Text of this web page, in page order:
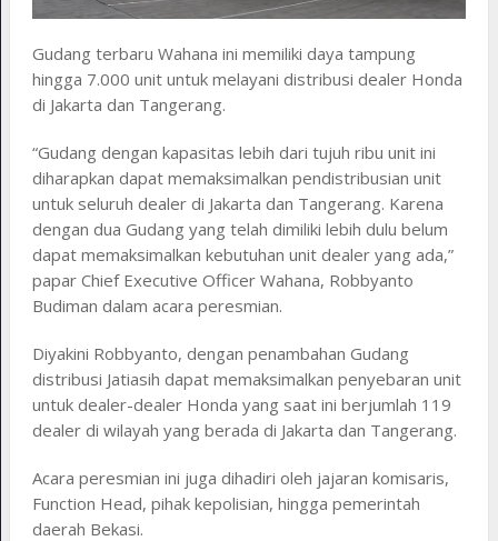
Gudang terbaru Wahana ini memiliki daya tampung
hingga 7.000 unit untuk melayani distribusi dealer Honda
di Jakarta dan Tangerang.
“Gudang dengan kapasitas lebih dari tujuh ribu unit ini
diharapkan dapat memaksimalkan pendistribusian unit
untuk seluruh dealer di Jakarta dan Tangerang. Karena
dengan dua Gudang yang telah dimiliki lebih dulu belum
dapat memaksimalkan kebutuhan unit dealer yang ada,”
papar Chief Executive Officer Wahana, Robbyanto
Budiman dalam acara peresmian.
Diyakini Robbyanto, dengan penambahan Gudang
distribusi Jatiasih dapat memaksimalkan penyebaran unit
untuk dealer-dealer Honda yang saat ini berjumlah 119
dealer di wilayah yang berada di Jakarta dan Tangerang.
Acara peresmian ini juga dihadiri oleh jajaran komisaris,
Function Head, pihak kepolisian, hingga pemerintah
daerah Bekasi.